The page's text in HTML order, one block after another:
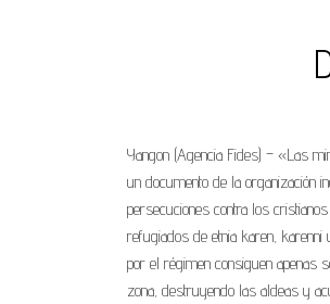
Yangon (Agencia Fides) – «Las
un documento de la organización
persecuciones contra los
refugiados de etnia karen,
por el régimen consiguen apenas
zona, destruyendo las aldeas y